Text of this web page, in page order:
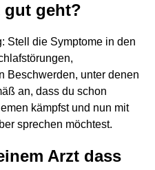
gut geht?
Stell die Symptome in den
Beschwerden, unter denen
an, dass du schon
kämpfst und nun mit
sprechen möchtest.
Arzt dass